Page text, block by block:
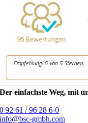
Der einfachste Weg, mit
0 92 61 / 96 28 6-0
info@bsc-gmbh.com